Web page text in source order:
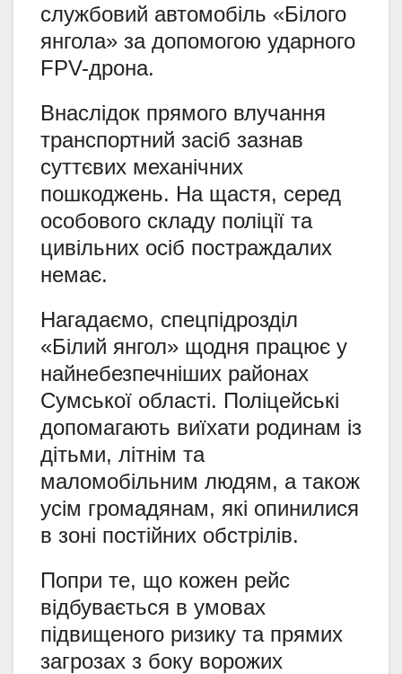
службовий автомобіль «Білого
янгола» за допомогою ударного
FPV-дрона.
Внаслідок прямого влучання
транспортний засіб зазнав
суттєвих механічних
пошкоджень. На щастя, серед
особового складу поліції та
цивільних осіб постраждалих
немає.
Нагадаємо, спецпідрозділ
«Білий янгол» щодня працює у
найнебезпечніших районах
Сумської області. Поліцейські
допомагають виїхати родинам із
дітьми, літнім та
маломобільним людям, а також
усім громадянам, які опинилися
в зоні постійних обстрілів.
Попри те, що кожен рейс
відбувається в умовах
підвищеного ризику та прямих
загрозах з боку ворожих